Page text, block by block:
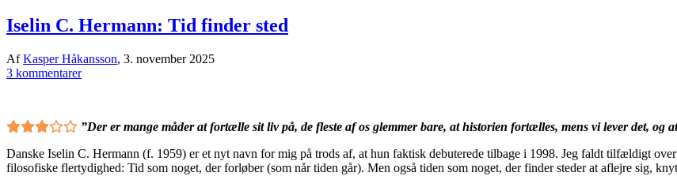
Iselin C. Hermann: Tid finder sted
AfKasper Håkansson, 3. november 2025
3 kommentarer
”Der er mange måder at fortælle sit liv på, de fleste af os glemmer bare, at historien fortælles, mens vi lever det,
Danske Iselin C. Hermann (f. 1959) er et nyt navn for mig på trods af, at hun faktisk debuterede tilbage i 1998. Jeg faldt tilfældigt over
filosofiske flertydighed: Tid som noget, der forløber (som når tiden går). Men også tiden som noget, der finder steder at aflejre sig,